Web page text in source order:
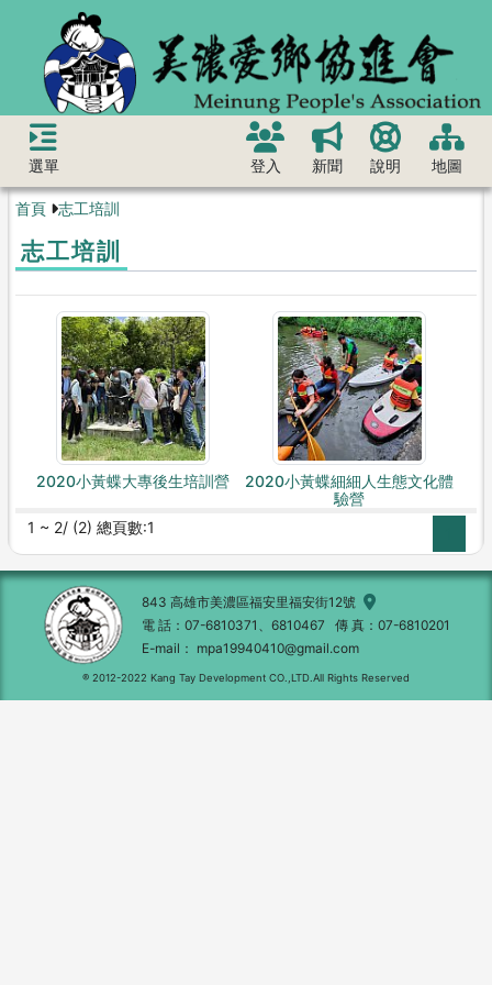
選單 登入 新聞 說明 地圖
首頁 志工培訓
志工培訓
2020小黃蝶大專後生培訓營
2020小黃蝶細細人生態文化體
驗營
1 ~ 2/ (2) 總頁數:1
843 高雄市美濃區福安里福安街12號
電 話
07-6810371、6810467 傳 真
07-6810201
E-mail
mpa19940410@gmail.com
® 2012-2022 Kang Tay Development CO.,LTD.All Rights Reserved